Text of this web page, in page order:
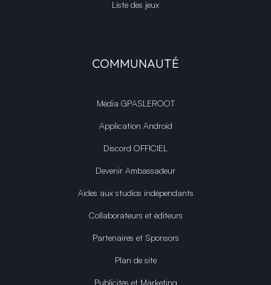
Liste des jeux
COMMUNAUTÉ
Média GPASLEROOT
Application Android
Discord OFFICIEL
Devenir Ambassadeur
Aides aux studios indépendants
Collaborateurs et éditeurs
Partenaires et Sponsors
Plan de site
Publicités et Marketing